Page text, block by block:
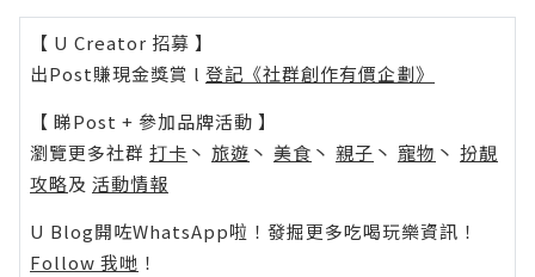
【 U Creator 招募 】
出Post賺現金獎賞 l 登記《社群創作有價企劃》
【 睇Post + 參加品牌活動 】
瀏覽更多社群 打卡 丶 旅遊 丶 美食 丶 親子 丶 寵物 丶 扮靚
攻略及 活動情報
U Blog開咗WhatsApp啦！發掘更多吃喝玩樂資訊！
Follow 我哋 ！